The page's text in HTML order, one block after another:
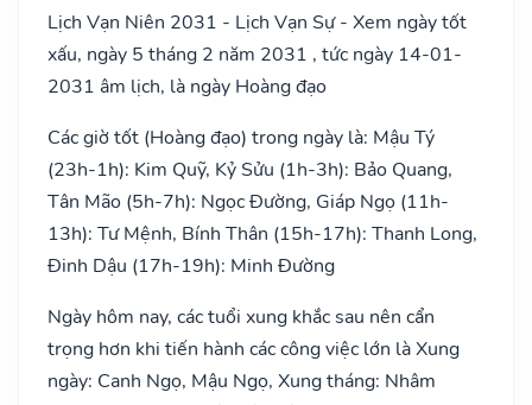
Lịch Vạn Niên 2031 - Lịch Vạn Sự - Xem ngày tốt
xấu, ngày 5 tháng 2 năm 2031 , tức ngày 14-01-
2031 âm lịch, là ngày Hoàng đạo
Các giờ tốt (Hoàng đạo) trong ngày là: Mậu Tý
(23h-1h): Kim Quỹ, Kỷ Sửu (1h-3h): Bảo Quang,
Tân Mão (5h-7h): Ngọc Đường, Giáp Ngọ (11h-
13h): Tư Mệnh, Bính Thân (15h-17h): Thanh Long,
Đinh Dậu (17h-19h): Minh Đường
Ngày hôm nay, các tuổi xung khắc sau nên cẩn
trọng hơn khi tiến hành các công việc lớn là Xung
ngày: Canh Ngọ, Mậu Ngọ, Xung tháng: Nhâm